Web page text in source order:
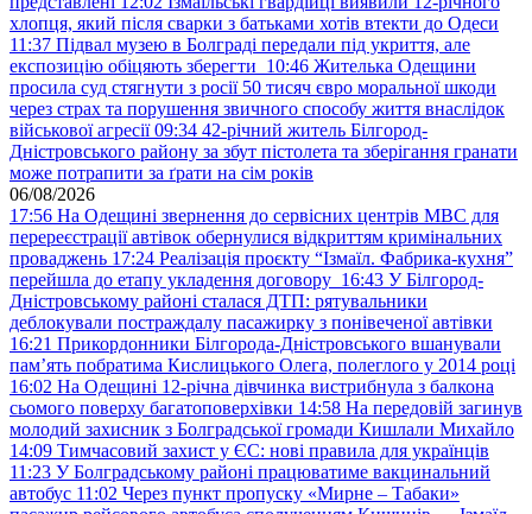
хлопця, який після сварки з батьками хотів втекти до Одеси
11:37 Підвал музею в Болграді передали під укриття, але
експозицію обіцяють зберегти 10:46 Жителька Одещини
просила суд стягнути з росії 50 тисяч євро моральної шкоди
через страх та порушення звичного способу життя внаслідок
військової агресії 09:34 42-річний житель Білгород-
Дністровського району за збут пістолета та зберігання гранати
може потрапити за ґрати на сім років
06/08/2026
17:56 На Одещині звернення до сервісних центрів МВС для
перереєстрації автівок обернулися відкриттям кримінальних
проваджень 17:24 Реалізація проєкту “Ізмаїл. Фабрика-кухня”
перейшла до етапу укладення договору 16:43 У Білгород-
Дністровському районі сталася ДТП: рятувальники
деблокували постраждалу пасажирку з понівеченої автівки
16:21 Прикордонники Білгорода-Дністровського вшанували
пам’ять побратима Кислицького Олега, полеглого у 2014 році
16:02 На Одещині 12-річна дівчинка вистрибнула з балкона
сьомого поверху багатоповерхівки 14:58 На передовій загинув
молодий захисник з Болградської громади Кишлали Михайло
14:09 Тимчасовий захист у ЄС: нові правила для українців
11:23 У Болградському районі працюватиме вакцинальний
автобус 11:02 Через пункт пропуску «Мирне – Табаки»